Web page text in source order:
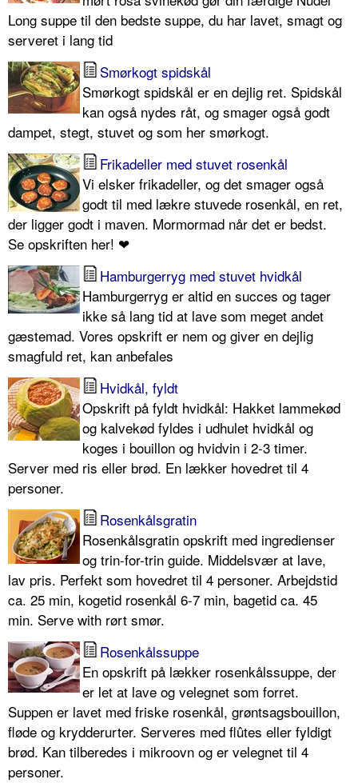
Long suppe til den bedste suppe, du har lavet, smagt og
serveret i lang tid
Smørkogt spidskål
Smørkogt spidskål er en dejlig ret. Spidskål
kan også nydes råt, og smager også godt
dampet, stegt, stuvet og som her smørkogt.
Frikadeller med stuvet rosenkål
Vi elsker frikadeller, og det smager også
godt til med lækre stuvede rosenkål, en ret,
der ligger godt i maven. Mormormad når det er bedst.
Se opskriften her! ❤
Hamburgerryg med stuvet hvidkål
Hamburgerryg er altid en succes og tager
ikke så lang tid at lave som meget andet
gæstemad. Vores opskrift er nem og giver en dejlig
smagfuld ret, kan anbefales
Hvidkål, fyldt
Opskrift på fyldt hvidkål: Hakket lammekød
og kalvekød fyldes i udhulet hvidkål og
koges i bouillon og hvidvin i 2-3 timer.
Server med ris eller brød. En lækker hovedret til 4
personer.
Rosenkålsgratin
Rosenkålsgratin opskrift med ingredienser
og trin-for-trin guide. Middelsvær at lave,
lav pris. Perfekt som hovedret til 4 personer. Arbejdstid
ca. 25 min, kogetid rosenkål 6-7 min, bagetid ca. 45
min. Serve with rørt smør.
Rosenkålssuppe
En opskrift på lækker rosenkålssuppe, der
er let at lave og velegnet som forret.
Suppen er lavet med friske rosenkål, grøntsagsbouillon,
fløde og krydderurter. Serveres med flûtes eller fyldigt
brød. Kan tilberedes i mikroovn og er velegnet til 4
personer.